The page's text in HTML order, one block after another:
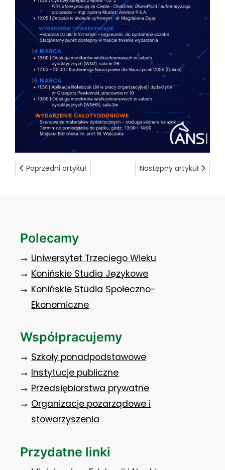
Poprzedni artykuł: Erasmus+ Welcome Meeting
Poprzedni artykuł Następny artykuł:
Następny artykuł
Polecamy
Uniwersytet Trzeciego Wieku
Konińskie Studia Językowe
Konińskie Studia Społeczno-
Ekonomiczne
Współpracujemy
Szkoły ponadpodstawowe
Instytucje publiczne
Przedsiębiorstwa prywatne
Organizacje pozarządowe i
stowarzyszenia
Przydatne linki